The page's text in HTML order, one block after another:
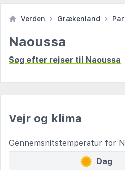
Verden Grækenland
Naoussa
Søg efter rejser til Naoussa
Vejr og klima
Gennemsnitstemperatur for
Dag